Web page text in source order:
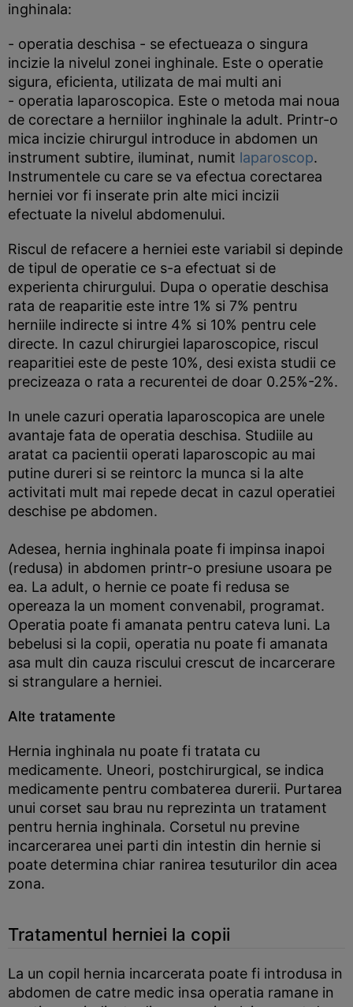
inghinala:
- operatia deschisa - se efectueaza o singura
incizie la nivelul zonei inghinale. Este o operatie
sigura, eficienta, utilizata de mai multi ani
- operatia laparoscopica. Este o metoda mai noua
de corectare a herniilor inghinale la adult. Printr-o
mica incizie chirurgul introduce in abdomen un
instrument subtire, iluminat, numit laparoscop.
Instrumentele cu care se va efectua corectarea
herniei vor fi inserate prin alte mici incizii
efectuate la nivelul abdomenului.
Riscul de refacere a herniei este variabil si depinde
de tipul de operatie ce s-a efectuat si de
experienta chirurgului. Dupa o operatie deschisa
rata de reaparitie este intre 1% si 7% pentru
herniile indirecte si intre 4% si 10% pentru cele
directe. In cazul chirurgiei laparoscopice, riscul
reaparitiei este de peste 10%, desi exista studii ce
precizeaza o rata a recurentei de doar 0.25%-2%.
In unele cazuri operatia laparoscopica are unele
avantaje fata de operatia deschisa. Studiile au
aratat ca pacientii operati laparoscopic au mai
putine dureri si se reintorc la munca si la alte
activitati mult mai repede decat in cazul operatiei
deschise pe abdomen.
Adesea, hernia inghinala poate fi impinsa inapoi
(redusa) in abdomen printr-o presiune usoara pe
ea. La adult, o hernie ce poate fi redusa se
opereaza la un moment convenabil, programat.
Operatia poate fi amanata pentru cateva luni. La
bebelusi si la copii, operatia nu poate fi amanata
asa mult din cauza riscului crescut de incarcerare
si strangulare a herniei.
Alte tratamente
Hernia inghinala nu poate fi tratata cu
medicamente. Uneori, postchirurgical, se indica
medicamente pentru combaterea durerii. Purtarea
unui corset sau brau nu reprezinta un tratament
pentru hernia inghinala. Corsetul nu previne
incarcerarea unei parti din intestin din hernie si
poate determina chiar ranirea tesuturilor din acea
zona.
Tratamentul herniei la copii
La un copil hernia incarcerata poate fi introdusa in
abdomen de catre medic insa operatia ramane in